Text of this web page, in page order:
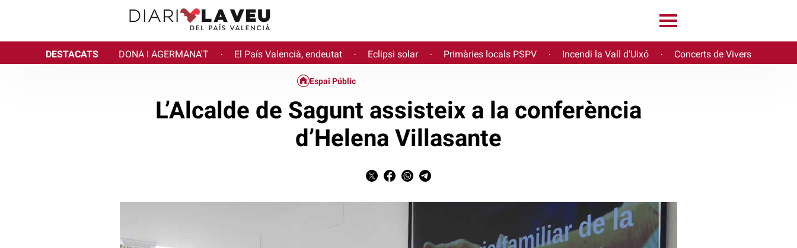
DESTACATS DONA I AGERMANA'T · El País Valencià, endeutat · Eclipsi solar · Primàries locals PSPV · Incendi la Vall d'Uixó · Concerts de Vivers
Espai Públic
L’Alcalde de Sagunt assisteix a la conferència
d’Helena Villasante